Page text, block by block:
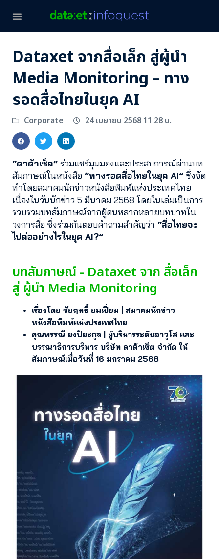
Dataxet จากสื่อเล็ก สู่ผู้นำ
Media Monitoring – ทาง
รอดสื่อไทยในยุค AI
Corporate 24 เมษายน 2568 11:28 น.
“ดาต้าเซ็ต” ร่วมแชร์มุมมองและประสบการณ์ผ่านบท
สัมภาษณ์ในหนังสือ “ทางรอดสื่อไทยในยุค AI” ซึ่งจัด
ทำโดยสมาคมนักข่าวหนังสือพิมพ์แห่งประเทศไทย
เนื่องในวันนักข่าว 5 มีนาคม 2568 โดยในเล่มเป็นการ
รวบรวมบทสัมภาษณ์จากผู้คนหลากหลายบทบาทใน
วงการสื่อ ซึ่งร่วมกันตอบคำถามสำคัญว่า “สื่อไทยจะ
ไปต่ออย่างไรในยุค AI?”
บทสัมภาษณ์ - Dataxet จาก สื่อเล็ก
สู่ ผู้นำ Media Monitoring
เรื่องโดย ชัยฤทธิ์ ยมเปี่ยม | สมาคมนักข่าว
หนังสือพิมพ์แห่งประเทศไทย
คุณพรรณี ยงปิยะกุล | ผู้บริหารระดับอาวุโส และ
บรรณาธิการบริหาร บริษัท ดาต้าเซ็ต จำกัด ให้
สัมภาษณ์เมื่อวันที่ 16 มกราคม 2568